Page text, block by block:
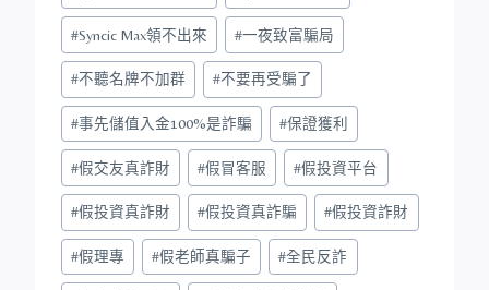
#Syncic Max領不出來 #一夜致富騙局
#不聽名牌不加群 #不要再受騙了
#事先儲值入金100%是詐騙 #保證獲利
#假交友真詐財 #假冒客服 #假投資平台
#假投資真詐財 #假投資真詐騙 #假投資詐財
#假理專 #假老師真騙子 #全民反詐